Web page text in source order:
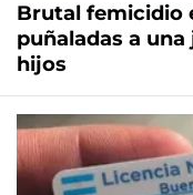
Brutal femicidio
puñaladas a
hijos